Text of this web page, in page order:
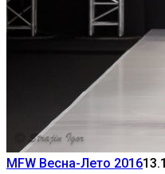
MFW Весна-Лето 2016